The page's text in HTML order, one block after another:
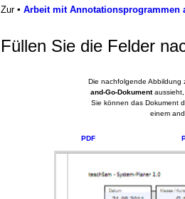
Zur ▪ Arbeit mit Annotationsprogrammen
Füllen Sie die Felder
Die nachfolgende Abbildung
and-Go-Dokumentaussieht,
Sie können das Dokument
einem
PDF